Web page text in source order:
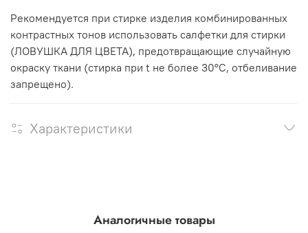
Рекомендуется при стирке изделия комбинированных
контрастных тонов использовать салфетки для стирки
(ЛОВУШКА ДЛЯ ЦВЕТА), предотвращающие случайную
окраску ткани (стирка при t не более 30°C, отбеливание
запрещено).
Характеристики
Аналогичные товары